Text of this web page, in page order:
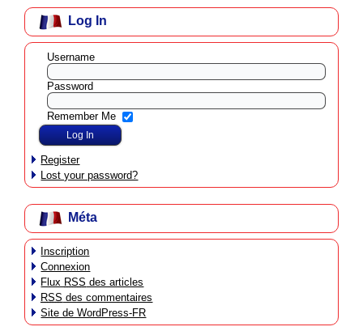
Log In
Username
Password
Remember Me
Register
Lost your password?
Méta
Inscription
Connexion
Flux RSS des articles
RSS des commentaires
Site de WordPress-FR